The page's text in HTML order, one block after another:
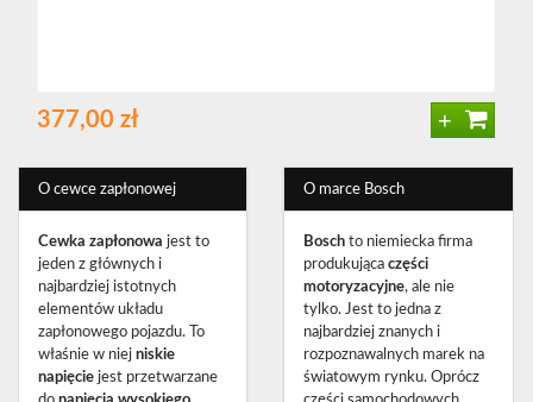
377,00 zł +
O cewce zapłonowej
Cewka zapłonowa jest to
jeden z głównych i
najbardziej istotnych
elementów układu
zapłonowego pojazdu. To
właśnie w niej niskie
napięcie jest przetwarzane
O marce Bosch
Bosch to niemiecka firma
produkującaczęści
motoryzacyjne, ale nie
tylko. Jest to jedna z
najbardziej znanych i
rozpoznawalnych marek na
światowym rynku. Oprócz